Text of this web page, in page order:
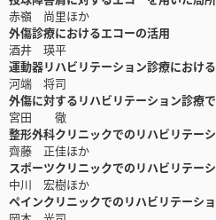
赤嶺 尚里ほか
外傷診療におけるエコーの活用
酒井 瑛平
運動器リハビリテーション診療におけ
河端 将司
外傷に対するリハビリテーション診療
宮田 徹
整形外科クリニックでのリハビリテー
齊藤 正佳ほか
スポーツクリニックでのリハビリテー
中川 宏樹ほか
ペインクリニックでのリハビリテーシ